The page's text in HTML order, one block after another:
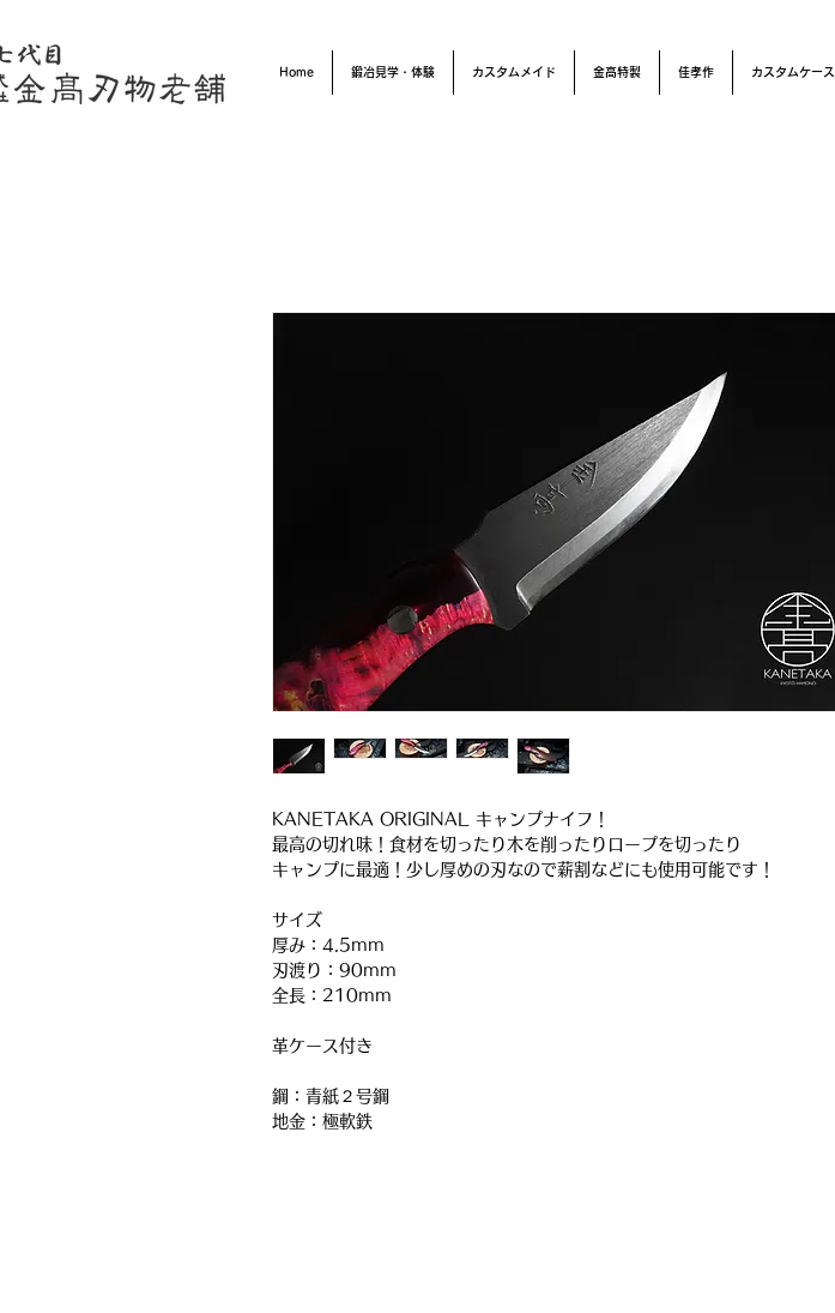
Home 鍛冶見学・体験 カスタムメイド 金高特製 佳孝作 カスタムケース
KANETAKA ORIGINAL キャンプナイフ！
最高の切れ味！食材を切ったり木を削ったりロープを切ったり
キャンプに最適！少し厚めの刃なので薪割などにも使用可能です！
サイズ
厚み：4.5mm
刃渡り：90mm
全長：210mm
革ケース付き
鋼：青紙２号鋼
地金：極軟鉄